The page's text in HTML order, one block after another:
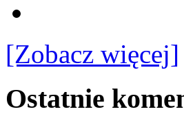
[Zobacz więcej]
Ostatnie